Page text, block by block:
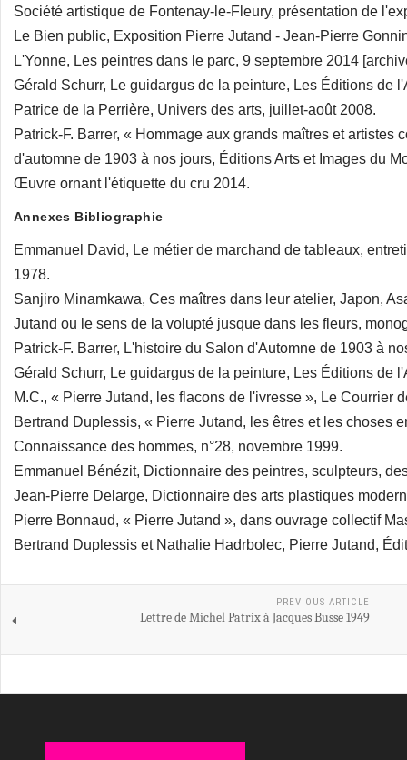
Société artistique de Fontenay-le-Fleury, présentation de
Le Bien public, Exposition Pierre Jutand - Jean-Pierre
L'Yonne, Les peintres dans le parc, 9 septembre 2014
Gérald Schurr, Le guidargus de la peinture, Les Éditions de
Patrice de la Perrière, Univers des arts, juillet-août 2008.
Patrick-F. Barrer, « Hommage aux grands maîtres et
d'automne de 1903 à nos jours, Éditions Arts et Images du
Œuvre ornant l'étiquette du cru 2014.
Annexes Bibliographie
Emmanuel David, Le métier de marchand de tableaux,
1978.
Sanjiro Minamkawa, Ces maîtres dans leur atelier, Japon,
Jutand ou le sens de la volupté jusque dans les fleurs,
Patrick-F. Barrer, L'histoire du Salon d'Automne de 1903 à
Gérald Schurr, Le guidargus de la peinture, Les Éditions de
M.C., « Pierre Jutand, les flacons de l'ivresse », Le Courrier
Bertrand Duplessis, « Pierre Jutand, les êtres et les choses
Connaissance des hommes, n°28, novembre 1999.
Emmanuel Bénézit, Dictionnaire des peintres, sculpteurs,
Jean-Pierre Delarge, Dictionnaire des arts plastiques
Pierre Bonnaud, « Pierre Jutand », dans ouvrage collectif
Bertrand Duplessis et Nathalie Hadrbolec, Pierre Jutand,
PREVIOUS ARTICLE
Lettre de Michel Patrix à Jacques Busse 1949